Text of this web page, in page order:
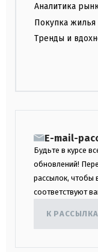
Аналитика
Покупка жилья
Тренды и
E-mail-
Будьте в курсе
обновлений!
рассылок, чтобы
соответствуют
К